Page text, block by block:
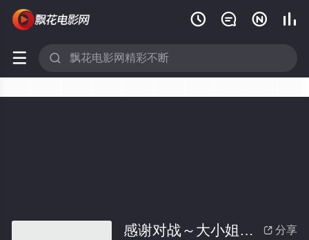
   
 
 分享
感谢对战～大小姐才不玩格斗游戏～